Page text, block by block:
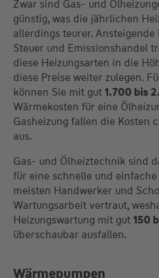
Zwar sind Gas- und
günstig, was die jährlichen
allerdings teurer. Ansteigende
Steuer und Emissionshandel
diese Heizungsarten in die
diese Preise weiter zulegen.
können Sie mit gut 1.700 bis
Wärmekosten für eine
Gasheizung fallen die Kosten
aus.
Gas- und Ölheiztechnik sind
für eine schnelle und
meisten Handwerker und
Wartungsarbeit vertraut,
Heizungswartung mit gut 150
überschaubar ausfallen.
Wärmepumpen